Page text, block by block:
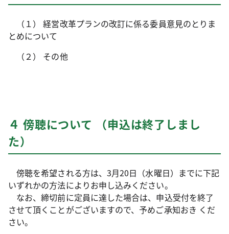
（１） 経営改革プランの改訂に係る委員意見のとりま
とめについて
（２） その他
４ 傍聴について （申込は終了しまし
た）
傍聴を希望される方は、3月20日（水曜日）までに下記
いずれかの方法によりお申し込みください。
なお、締切前に定員に達した場合は、申込受付を終了
させて頂くことがございますので、予めご承知おき くだ
さい。